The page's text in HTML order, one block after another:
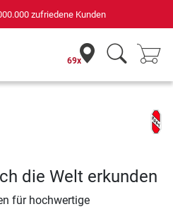
tv+DISQ 2016-2024)
69x
die Welt erkunden
für hochwertige